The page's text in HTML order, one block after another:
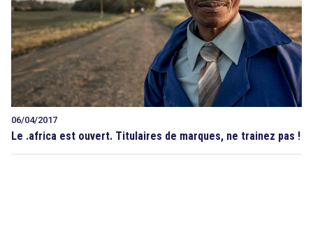
06/04/2017
Le .africa est ouvert. Titulaires de marques, ne trainez pas !